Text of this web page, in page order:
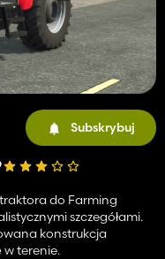
Subskrybuj
do Farming
szczegółami.
konstrukcja
w terenie.